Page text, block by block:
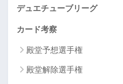
デュエチューブリーグ
カード考察
殿堂予想選手権
殿堂解除選手権